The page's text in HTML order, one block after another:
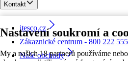
Nastavení soukromí a
My a našich 18 partnerů používáme
Kontakt
itesco.cz
Zákaznické centrum - 800 222 555
Naše obchody